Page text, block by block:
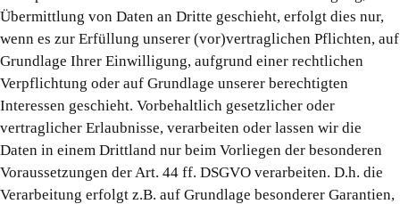
Übermittlung von Daten an Dritte geschieht, erfolgt dies nur,
wenn es zur Erfüllung unserer (vor)vertraglichen Pflichten, auf
Grundlage Ihrer Einwilligung, aufgrund einer rechtlichen
Verpflichtung oder auf Grundlage unserer berechtigten
Interessen geschieht. Vorbehaltlich gesetzlicher oder
vertraglicher Erlaubnisse, verarbeiten oder lassen wir die
Daten in einem Drittland nur beim Vorliegen der besonderen
Voraussetzungen der Art. 44 ff. DSGVO verarbeiten. D.h. die
Verarbeitung erfolgt z.B. auf Grundlage besonderer Garantien,